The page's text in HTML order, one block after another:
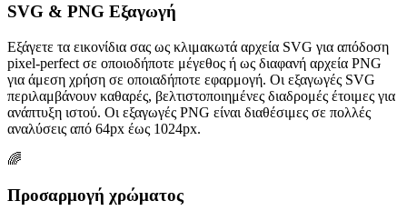
SVG & PNG Εξαγωγή
Εξάγετε τα εικονίδια σας ως κλιμακωτά αρχεία SVG για απόδοση
pixel-perfect σε οποιοδήποτε μέγεθος ή ως διαφανή αρχεία PNG
για άμεση χρήση σε οποιαδήποτε εφαρμογή. Οι εξαγωγές SVG
περιλαμβάνουν καθαρές, βελτιστοποιημένες διαδρομές έτοιμες για
ανάπτυξη ιστού. Οι εξαγωγές PNG είναι διαθέσιμες σε πολλές
αναλύσεις από 64px έως 1024px.
🌈
Προσαρμογή χρώματος